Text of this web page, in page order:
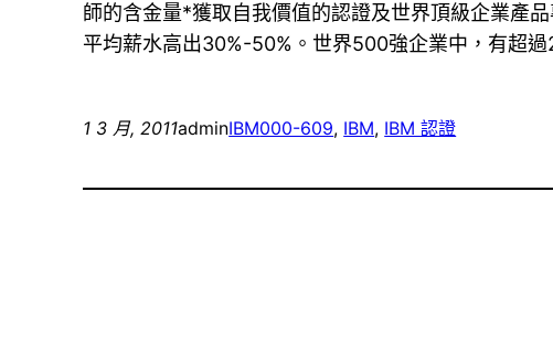
師的含金量*獲取自我價值的認證及世界頂級企業產
平均薪水高出30%-50%。世界500強企業中，有超
1 3 月, 2011adminIBM000-609, IBM, IBM 認證